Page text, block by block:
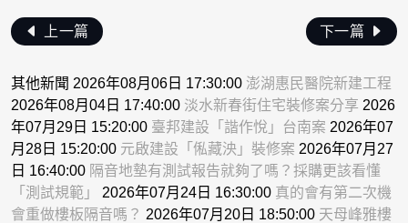
上一篇 下一篇
其他新聞 2026年08月06日 17:30:00 澎湖惠民醫院新建工程
2026年08月04日 17:40:00 淡水新春街住宅裝修案分享 2026
年07月29日 15:20:00 臺邦建設「諧作悅」台南案 2026年07
月28日 15:20:00 元啟建設「俬藏泱」裝修案 2026年07月27
日 16:40:00 隔音地墊有測試報告就夠了嗎？採購更該看懂
「測試規範」 2026年07月24日 16:30:00 真的會有第二次機
會重做樓板隔音嗎？ 2026年07月20日 18:50:00 天母峰雅樓